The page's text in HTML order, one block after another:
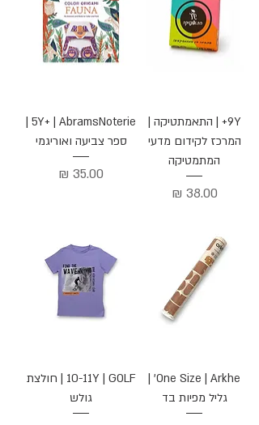
9Y+ | התאמתטיקה |
המרכז לקידום מדעי
המתמטיקה
מחיר
ספר צביעה ואוריגמי
מחיר
One Size | Arkhe' |
גליל מפיות בד
10-11Y | GOLF | חולצת
גולש